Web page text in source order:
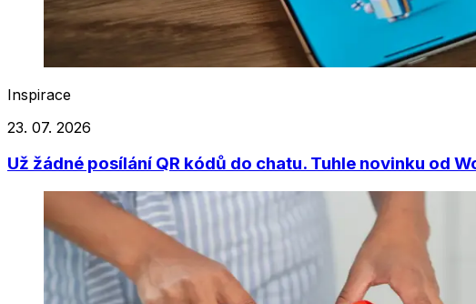
Inspirace
23. 07. 2026
Už žádné posílání QR kódů do chatu. Tuhle novinku od